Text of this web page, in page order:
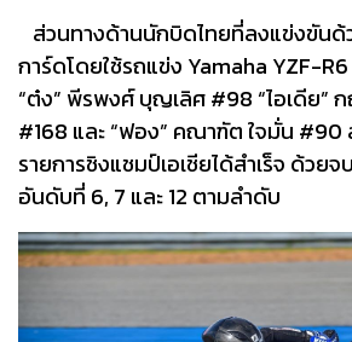
ส่วนทางด้านนักบิดไทยที่ลงแข่งขันด้
การ์ดโดยใช้รถแข่ง Yamaha YZF-
“ต๋ง” พีรพงศ์ บุญเลิศ #98 “ไอเดีย”
#168 และ “ฟอง” คณาฑัต ใจมั่น #90
รายการชิงแชมป์เอเชียได้สำเร็จ ด้วย
อันดับที่ 6, 7 และ 12 ตามลำดับ